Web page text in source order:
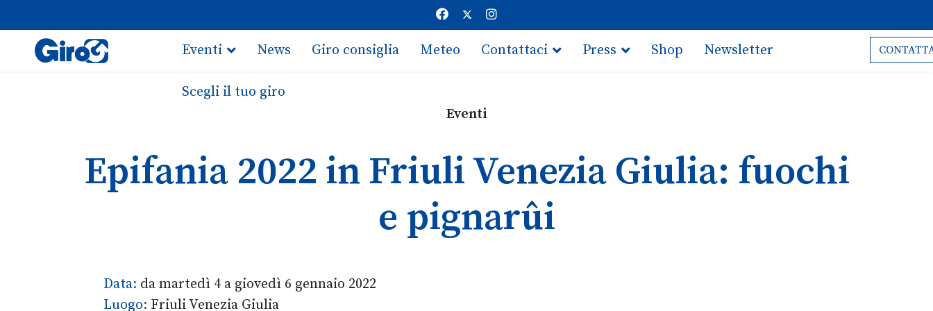
Eventi News Giro consiglia Meteo Contattaci Press Shop Newsletter
Scegli il tuo giro
Eventi
Epifania 2022 in Friuli Venezia Giulia: fuochi
e pignarûi
Data: da martedì 4 a giovedì 6 gennaio 2022
Luogo: Friuli Venezia Giulia